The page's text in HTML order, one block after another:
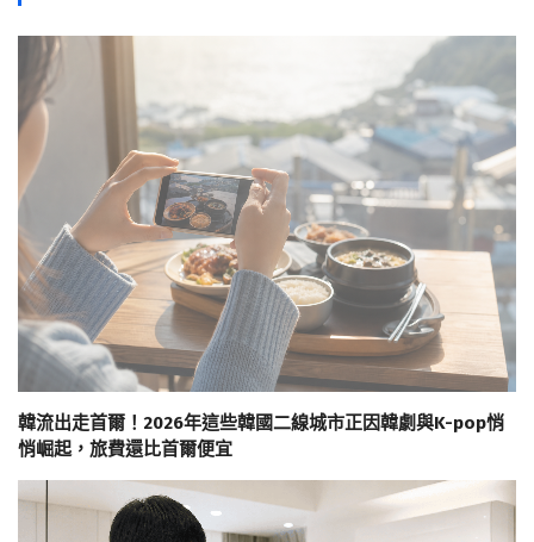
韓流出走首爾！2026年這些韓國二線城市正因韓劇與K-pop悄
悄崛起，旅費還比首爾便宜